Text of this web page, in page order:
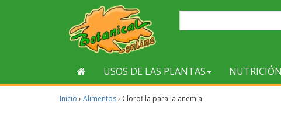
USOS DE LAS PLANTAS
Inicio › Alimentos› Clorofila para la anemia